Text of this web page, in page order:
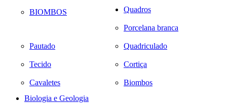
BIOMBOS Quadros
Porcelana branca
Pautado Quadriculado
Tecido Cortiça
Cavaletes
Biombos
Biologia e Geologia